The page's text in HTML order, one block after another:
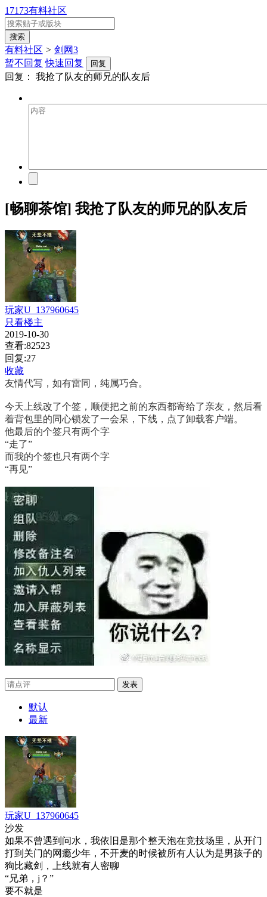
17173有料社区
有料社区 > 剑网3
暂不回复 快速回复 回复
回复： 我抢了队友的师兄的队友后
[畅聊茶馆] 我抢了队友的师兄的队友后
玩家U_137960645
只看楼主
2019-10-30
查看:82523
回复:27
收藏
友情代写，如有雷同，纯属巧合。
今天上线改了个签，顺便把之前的东西都寄给了亲友，然后看
着背包里的同心锁发了一会呆，下线，点了卸载客户端。
他最后的个签只有两个字
“走了”
而我的个签也只有两个字
“再见”
发表
默认
最新
玩家U_137960645
沙发
如果不曾遇到问水，我依旧是那个整天泡在竞技场里，从开门
打到关门的网瘾少年，不开麦的时候被所有人认为是男孩子的
狗比藏剑，上线就有人密聊
“兄弟，j？”
要不就是